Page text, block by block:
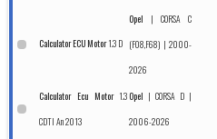
Calculator ECU Motor1.3 D
Opel |CORSA C
(F08,F68) | 2000-
2026
Calculator Ecu Motor1.3
CDTI An 2013
Opel | CORSA D |
2006-2026